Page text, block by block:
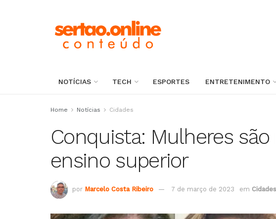
NOTÍCIAS TECH ESPORTES ENTRETENIMENTO
Home Notícias Cidades
Conquista: Mulheres
ensino superior
por Marcelo Costa Ribeiro 7 de março de 2023 em Cidades